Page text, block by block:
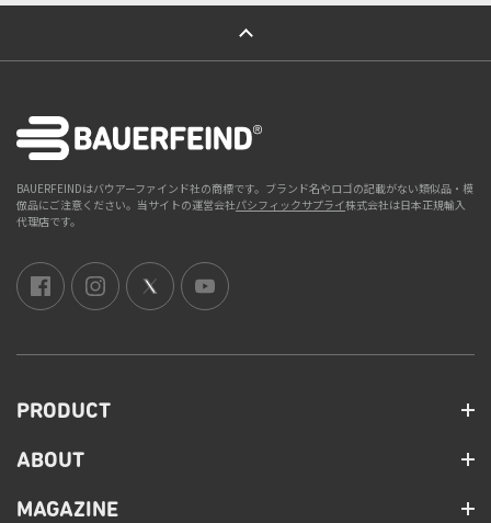
ページトップへ
BAUERFEINDはバウアーファインド社の商標です。ブランド名やロゴの記載がない類似品・模
倣品にご注意ください。当サイトの運営会社パシフィックサプライ株式会社は日本正規輸入
代理店です。
PRODUCT
ABOUT
MAGAZINE